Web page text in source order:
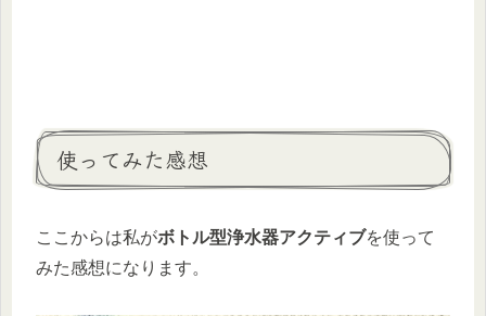
使ってみた感想
ここからは私がボトル型浄水器アクティブを使って
みた感想になります。